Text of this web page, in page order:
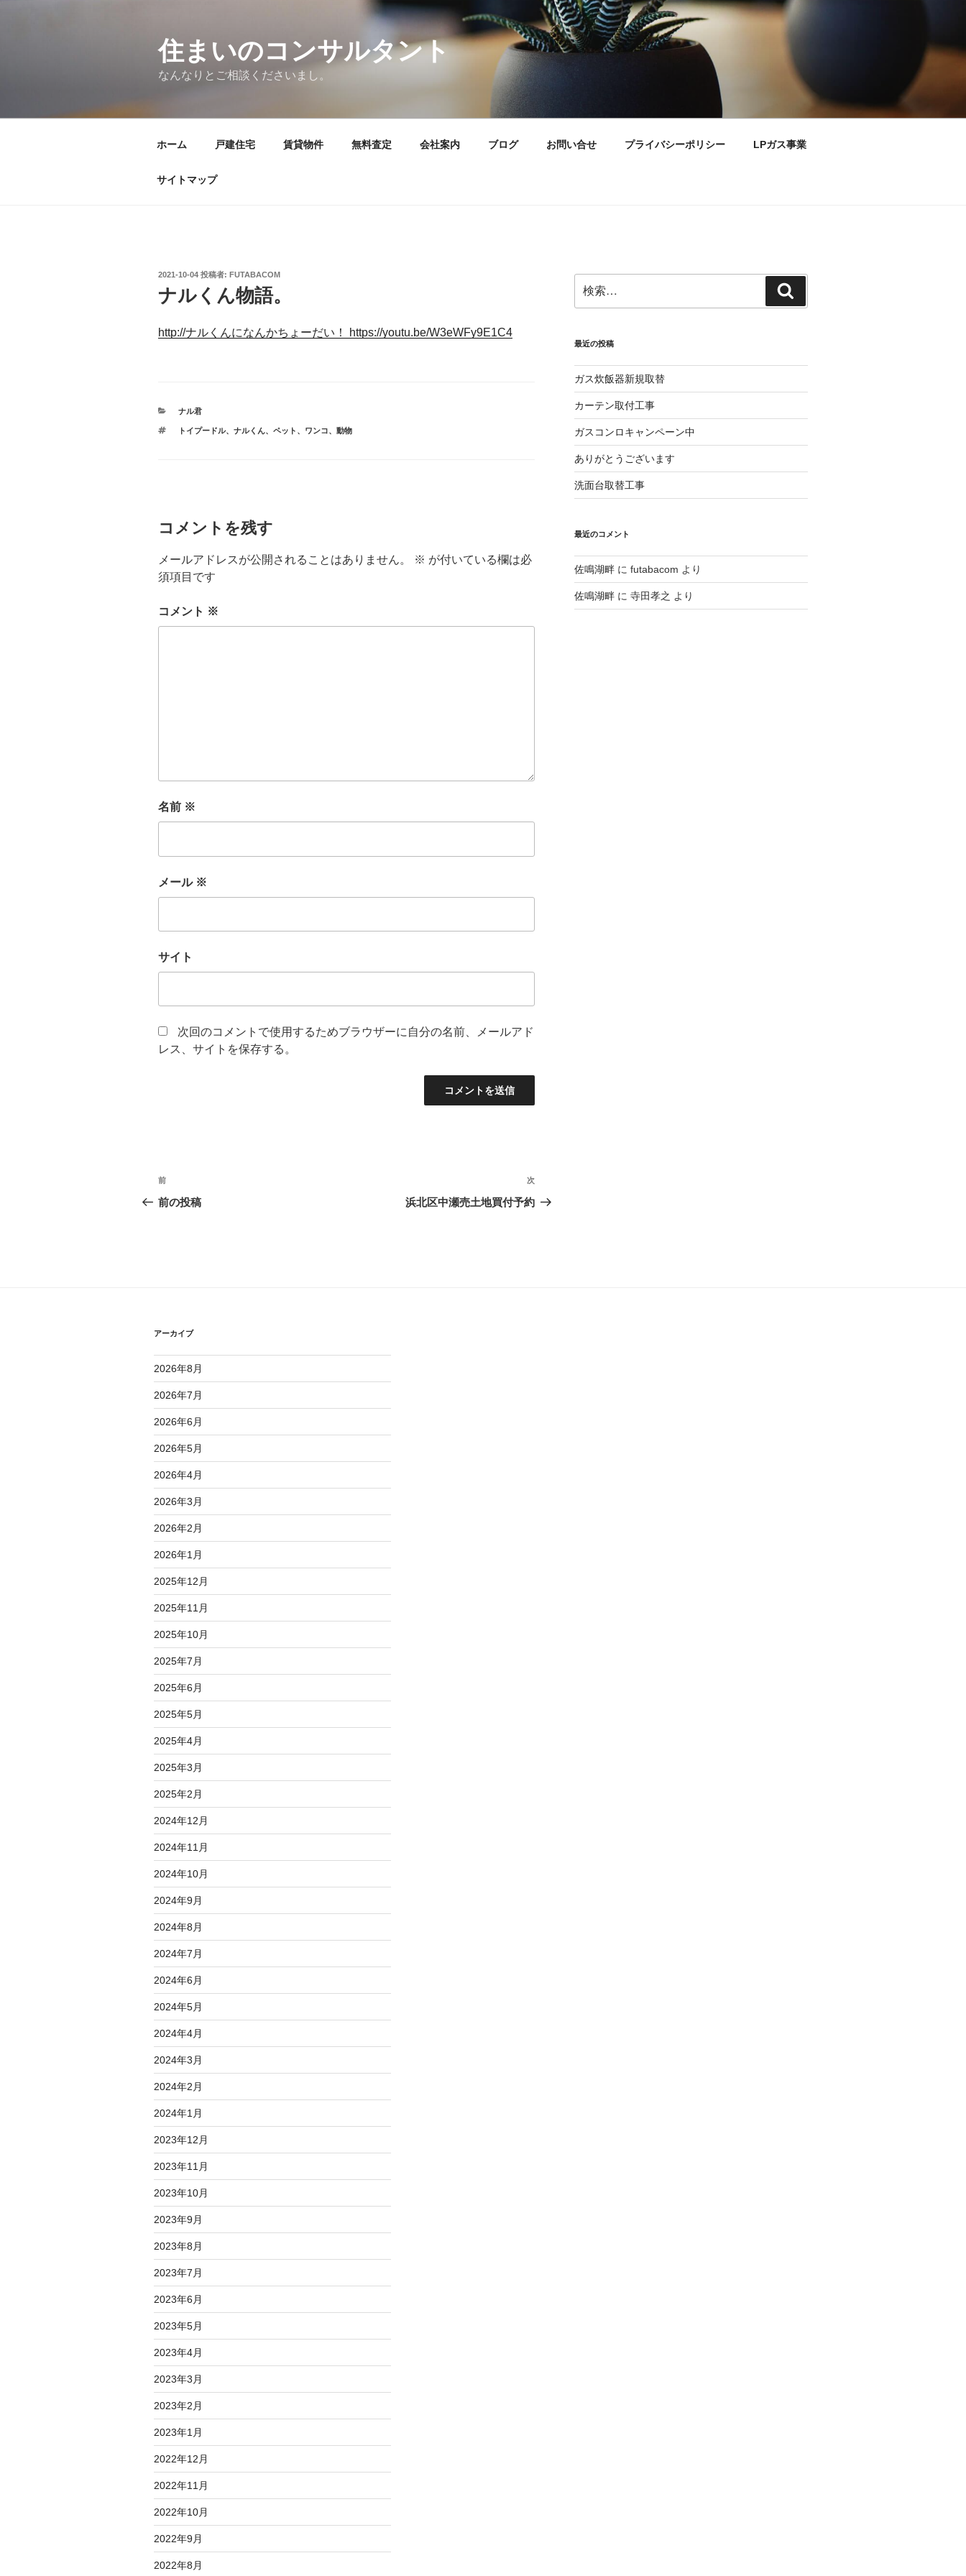
住まいのコンサルタント
なんなりとご相談くださいまし。
ホーム 戸建住宅 賃貸物件 無料査定 会社案内 ブログ お問い合せ プライバシーポリシー LPガス事業
サイトマップ
投
日:
2021-10-04 投稿者: FUTABACOM
ナルくん物語。
http://ナルくんになんかちょーだい！ https://youtu.be/W3eWFy9E1C4
カ
ゴ
ナル君
タトイプードル、 ナルくん、 ペット 、 ワンコ、 動物
コメントを残す
メールアドレスが公開されることはありません。 ※ が付いている欄は必
須項目です
コメント ※
名前 ※
メール ※
サイト
次回のコメントで使用するためブラウザーに自分の名前、メールアド
レス、サイトを保存する。
投
稿
シ
ョ
ン
前
の
前
前の投稿
次
の
次
浜北区中瀬売土地買付予約
索:
索
最近の投稿
ガス炊飯器新規取替
カーテン取付工事
ガスコンロキャンペーン中
ありがとうございます
洗面台取替工事
最近のコメント
佐鳴湖畔に futabacom より
佐鳴湖畔に 寺田孝之 より
アーカイブ
2026年8月
2026年7月
2026年6月
2026年5月
2026年4月
2026年3月
2026年2月
2026年1月
2025年12月
2025年11月
2025年10月
2025年7月
2025年6月
2025年5月
2025年4月
2025年3月
2025年2月
2024年12月
2024年11月
2024年10月
2024年9月
2024年8月
2024年7月
2024年6月
2024年5月
2024年4月
2024年3月
2024年2月
2024年1月
2023年12月
2023年11月
2023年10月
2023年9月
2023年8月
2023年7月
2023年6月
2023年5月
2023年4月
2023年3月
2023年2月
2023年1月
2022年12月
2022年11月
2022年10月
2022年9月
2022年8月